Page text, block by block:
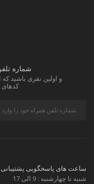
شماره
و اولین نفری باشید
ساعت های پاسخگویی پشتیبانی
شنبه تا چهارشنبه : 9 الی 17